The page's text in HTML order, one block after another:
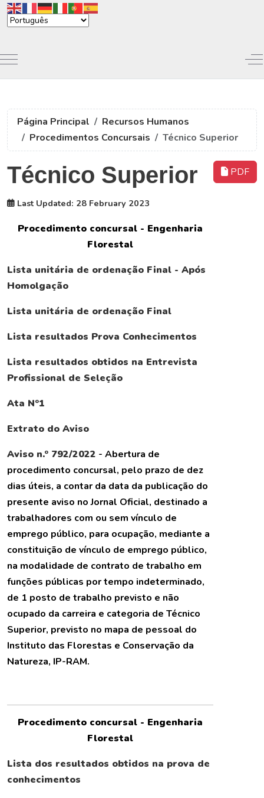
Mobile Menu Toggle
Página Principal
Recursos Humanos
Procedimentos Concursais
Técnico Superior
PDF
Técnico Superior
Last Updated: 28 February 2023
Procedimento concursal - Engenharia
Florestal
Lista unitária de ordenação Final - Após
Homolgação
Lista unitária de ordenação Final
Lista resultados Prova Conhecimentos
Lista resultados obtidos na Entrevista
Profissional de Seleção
Ata Nº1
Extrato do Aviso
Aviso n.º 792/2022 - Abertura de
procedimento concursal, pelo prazo de dez
dias úteis, a contar da data da publicação do
presente aviso no Jornal Oficial, destinado a
trabalhadores com ou sem vínculo de
emprego público, para ocupação, mediante a
constituição de vínculo de emprego público,
na modalidade de contrato de trabalho em
funções públicas por tempo indeterminado,
de 1 posto de trabalho previsto e não
ocupado da carreira e categoria de Técnico
Superior, previsto no mapa de pessoal do
Instituto das Florestas e Conservação da
Natureza, IP-RAM.
Procedimento concursal - Engenharia
Florestal
Lista dos resultados obtidos na prova de
conhecimentos